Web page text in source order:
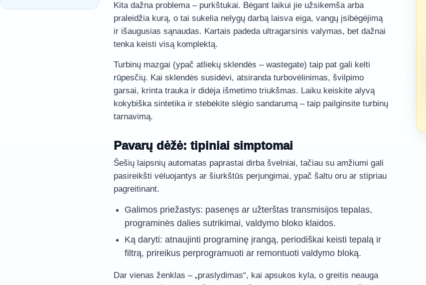
Kita dažna problema – purkštukai. Bėgant laikui jie užsikemša arba
praleidžia kurą, o tai sukelia nelygų darbą laisva eiga, vangų įsibėgėjimą
ir išaugusias sąnaudas. Kartais padeda ultragarsinis valymas, bet dažnai
tenka keisti visą komplektą.
Turbinų mazgai (ypač atliekų sklendės – wastegate) taip pat gali kelti
rūpesčių. Kai sklendės susidėvi, atsiranda turbovėlinimas, švilpimo
garsai, krinta trauka ir didėja išmetimo triukšmas. Laiku keiskite alyvą
kokybiška sintetika ir stebėkite slėgio sandarumą – taip pailginsite turbinų
tarnavimą.
Pavarų dėžė: tipiniai simptomai
Šešių laipsnių automatas paprastai dirba švelniai, tačiau su amžiumi gali
pasireikšti vėluojantys ar šiurkštūs perjungimai, ypač šaltu oru ar stipriau
pagreitinant.
Galimos priežastys: pasenęs ar užterštas transmisijos tepalas,
programinės dalies sutrikimai, valdymo bloko klaidos.
Ką daryti: atnaujinti programinę įrangą, periodiškai keisti tepalą ir
filtrą, prireikus perprogramuoti ar remontuoti valdymo bloką.
Dar vienas ženklas – „praslydimas“, kai apsukos kyla, o greitis neauga